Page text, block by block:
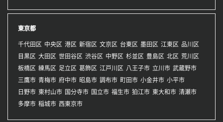
東京都
千代田区 中央区 港区 新宿区 文京区 台東区 墨田区 江東区 品川区
目黒区 大田区 世田谷区 渋谷区 中野区 杉並区 豊島区 北区 荒川区
板橋区 練馬区 足立区 葛飾区 江戸川区 八王子市 立川市 武蔵野市
三鷹市 青梅市 府中市 昭島市 調布市 町田市 小金井市 小平市
日野市 東村山市 国分寺市 国立市 福生市 狛江市 東大和市 清瀬市
多摩市 稲城市 西東京市